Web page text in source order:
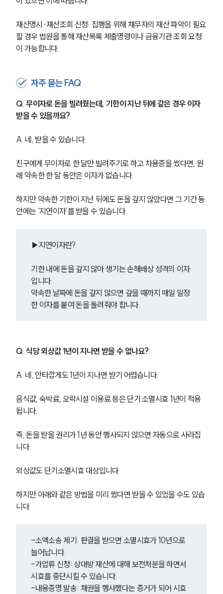
손해배상 · 민사전문변호사
법률서식
대륜법률상담예약
대륜법률상담예약
재산명시·재산조회 신청: 집행을 위해 채무자의 재산 파악이 필요
할 경우 법원을 통해 재산목록 제출명령이나 금융기관 조회 요청
이 가능합니다.
자주 묻는 FAQ
Q. 무이자로 돈을 빌려줬는데, 기한이 지난 뒤에 갚은 경우 이자
받을 수 있을까요?
A. 네, 받을 수 있습니다.
친구에게 무이자로 한 달만 빌려주기로 하고 차용증을 썼다면, 원
래 약속한 한 달 동안은 이자가 없습니다.
하지만 약속한 기한이 지난 뒤에도 돈을 갚지 않았다면 그 기간 동
안에는 ‘지연이자’를 받을 수 있습니다.
▶지연이자란?
기한 내에 돈을 갚지 않아 생기는 손해배상 성격의 이자
입니다.
약속한 날짜에 돈을 갚지 않으면 갚을 때까지 매일 일정
한 이자를 붙여 돈을 돌려줘야 합니다.
Q. 식당 외상값 1년이 지나면 받을 수 없나요?
A. 네, 안타깝게도 1년이 지나면 받기 어렵습니다.
음식값, 숙박료, 오락시설 이용료 등은 단기 소멸시효 1년이 적용
됩니다.
즉, 돈을 받을 권리가 1년 동안 행사되지 않으면 자동으로 사라집
니다.
외상값도 단기소멸시효 대상입니다
하지만 아래와 같은 방법을 미리 썼다면 받을 수 있었을 수도 있습
니다.
-소액소송 제기: 판결을 받으면 소멸시효가 10년으로
늘어납니다.
-가압류 신청: 상대방 재산에 대해 보전처분을 하면서
시효를 중단시킬 수 있습니다.
-내용증명 발송: 채권을 행사했다는 증거가 되어 시효